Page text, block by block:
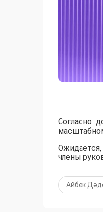
Согласно
Ожидается,
члены
Айбек